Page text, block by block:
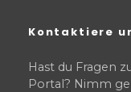
Kontaktiere
Hast du Fragen
Portal? Nimm